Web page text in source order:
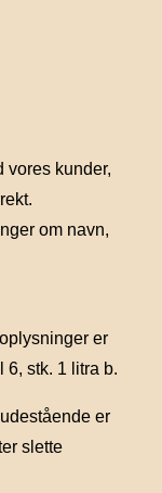
vores kunder,
om navn,
er
6, stk. 1 litra b.
er
slette